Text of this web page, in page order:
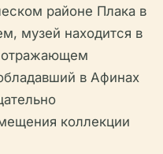
районе Плака в
музей находится в
отражающем
в Афинах
коллекции